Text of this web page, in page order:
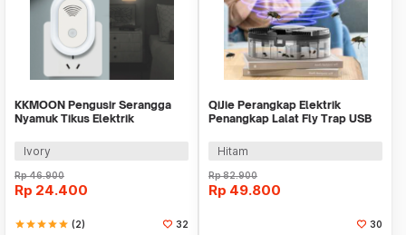
KKMOON Pengusir Serangga
Nyamuk Tikus Elektrik
Ivory
Rp46.900
Rp 24.400
starstarstarstarstar (2) 32
QiJie Perangkap Elektrik
Penangkap Lalat Fly Trap USB
Hitam
Rp82.900
Rp 49.800
30